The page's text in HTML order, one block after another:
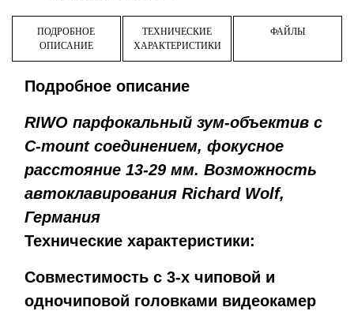
ПОДРОБНОЕ
ОПИСАНИЕ
ТЕХНИЧЕСКИЕ
ХАРАКТЕРИСТИКИ
ФАЙЛЫ
Подробное описание
RIWO парфокальный зум-объектив с
C-mount соединением, фокусное
расстояние 13-29 мм. Возможность
автоклавирования Richard Wolf,
Германия
Технические характеристики:
Совместимость с 3-х чиповой и
одночиповой головками видеокамер